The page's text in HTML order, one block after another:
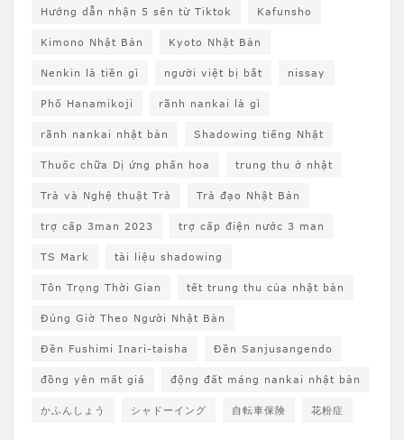
Hướng dẫn nhận 5 sên từ Tiktok Kafunsho
Kimono Nhật Bản Kyoto Nhật Bản
Nenkin là tiền gì người việt bị bắt nissay
Phố Hanamikoji rãnh nankai là gì
rãnh nankai nhật bản Shadowing tiếng Nhật
Thuốc chữa Dị ứng phấn hoa trung thu ở nhật
Trà và Nghệ thuật Trà Trà đạo Nhật Bản
trợ cấp 3man 2023 trợ cấp điện nước 3 man
TS Mark tài liệu shadowing
Tôn Trọng Thời Gian tết trung thu của nhật bản
Đúng Giờ Theo Người Nhật Bản
Đền Fushimi Inari-taisha Đền Sanjusangendo
đồng yên mất giá động đất máng nankai nhật bản
かふんしょう シャドーイング 自転車保険 花粉症